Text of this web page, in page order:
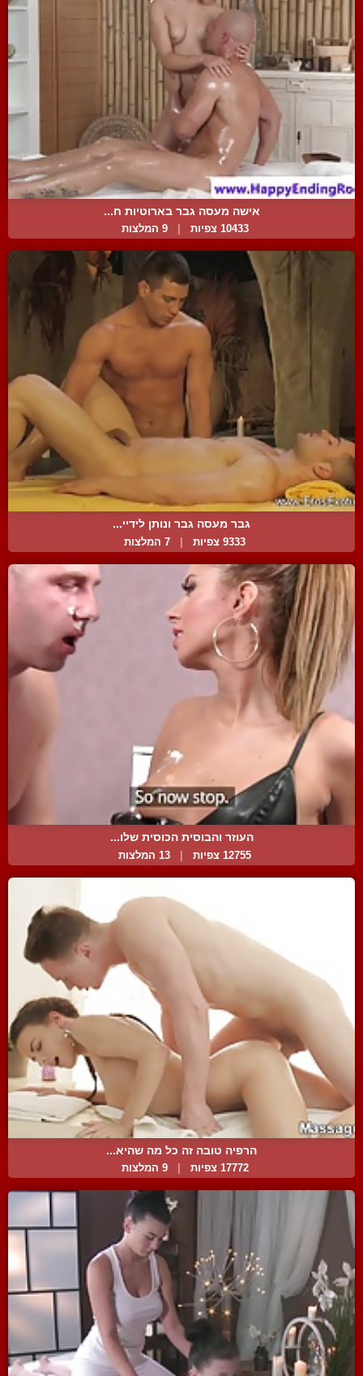
אישה מעסה גבר בארוטיות ח...
10433 צפיות 9 המלצות
גבר מעסה גבר ונותן לידיי...
9333 צפיות 7 המלצות
העוזר והבוסית הכוסית שלו...
12755 צפיות 13 המלצות
הרפיה טובה זה כל מה שהיא...
17772 צפיות 9 המלצות